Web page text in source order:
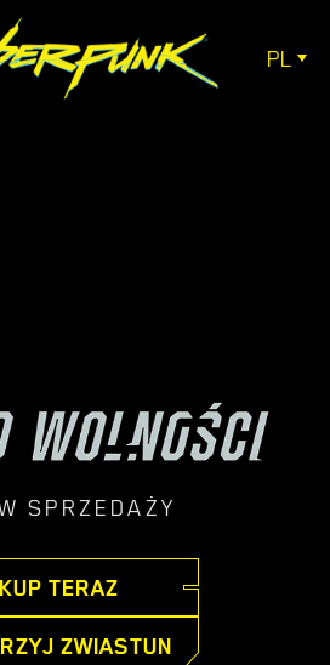
PL
SPRZEDAŻY
KUP TERAZ
ZWIASTUN